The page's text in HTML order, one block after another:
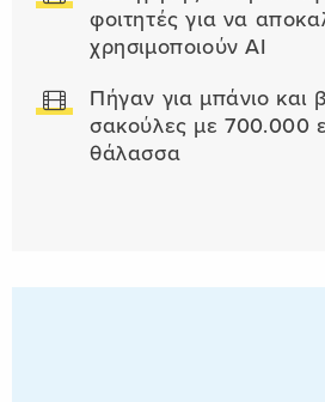
φοιτητές για να
χρησιμοποιούν AI
Πήγαν για μπάνιο και
σακούλες με 700.000
θάλασσα